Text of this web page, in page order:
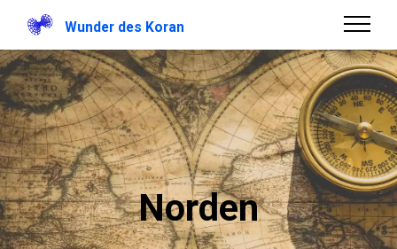
Wunder des Koran
Norden